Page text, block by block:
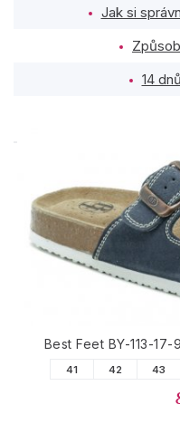
Jak si
14
Best Feet BY-113-
41 42 43